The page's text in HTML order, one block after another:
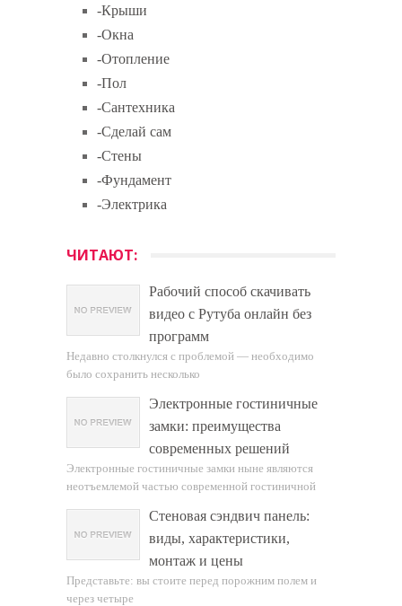
-Крыши
-Окна
-Отопление
-Пол
-Сантехника
-Сделай сам
-Стены
-Фундамент
-Электрика
ЧИТАЮТ:
Рабочий способ скачивать
видео с Рутуба онлайн без
программ
Недавно столкнулся с проблемой — необходимо
было сохранить несколько
Электронные гостиничные
замки: преимущества
современных решений
Электронные гостиничные замки ныне являются
неотъемлемой частью современной гостиничной
Стеновая сэндвич панель:
виды, характеристики,
монтаж и цены
Представьте: вы стоите перед порожним полем и
через четыре